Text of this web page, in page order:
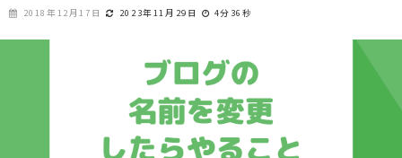
2018年12月17日 2023年11月29日 4分36秒